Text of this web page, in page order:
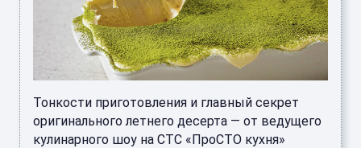
Тонкости приготовления и главный секрет
оригинального летнего десерта — от ведущего
кулинарного шоу на СТС «ПроСТО кухня»